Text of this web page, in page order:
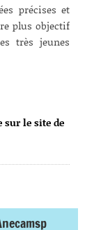
précises et
plus objectif
très jeunes
le site de